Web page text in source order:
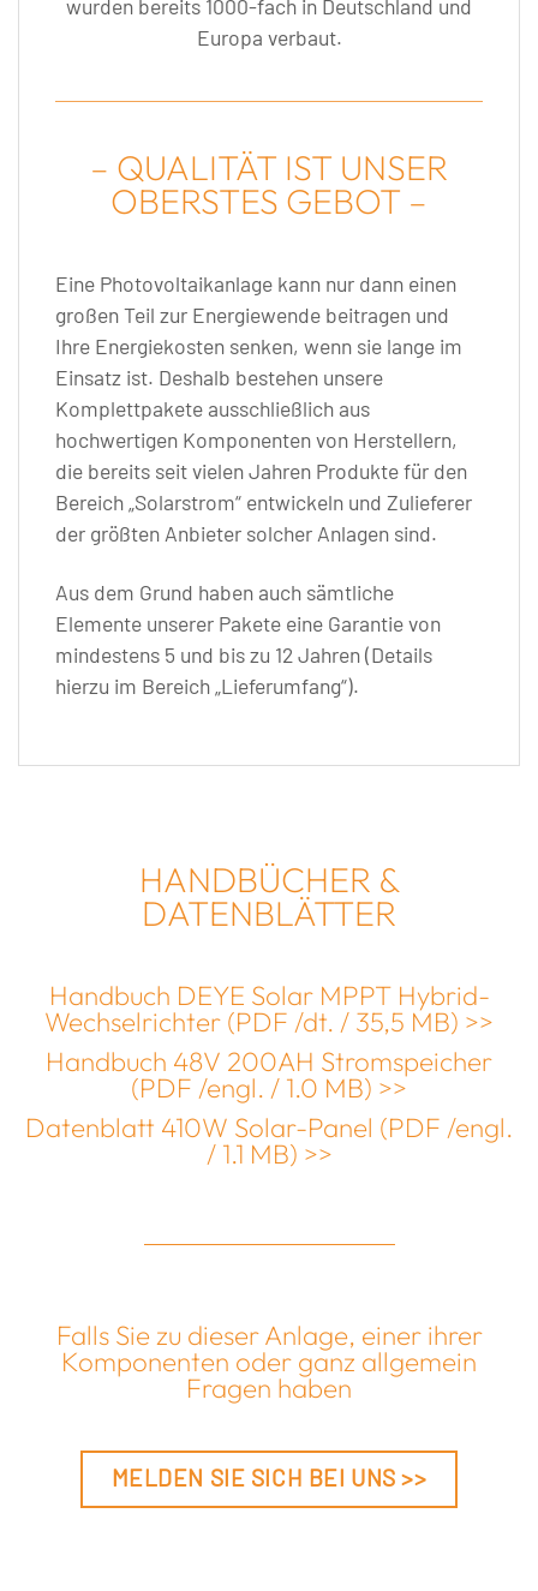
wurden bereits 1000-fach in Deutschland und
Europa verbaut.
– QUALITÄT IST UNSER
OBERSTES GEBOT –
Eine Photovoltaikanlage kann nur dann einen
großen Teil zur Energiewende beitragen und
Ihre Energiekosten senken, wenn sie lange im
Einsatz ist. Deshalb bestehen unsere
Komplettpakete ausschließlich aus
hochwertigen Komponenten von Herstellern,
die bereits seit vielen Jahren Produkte für den
Bereich „Solarstrom“ entwickeln und Zulieferer
der größten Anbieter solcher Anlagen sind.
Aus dem Grund haben auch sämtliche
Elemente unserer Pakete eine Garantie von
mindestens 5 und bis zu 12 Jahren (Details
hierzu im Bereich „Lieferumfang“).
HANDBÜCHER &
DATENBLÄTTER
Handbuch DEYE Solar MPPT Hybrid-
Wechselrichter (PDF /dt. / 35,5 MB) >>
Handbuch 48V 200AH Stromspeicher
(PDF /engl. / 1.0 MB) >>
Datenblatt 410W Solar-Panel (PDF /engl.
/ 1.1 MB) >>
Falls Sie zu dieser Anlage, einer ihrer
Komponenten oder ganz allgemein
Fragen haben
MELDEN SIE SICH BEI UNS >>